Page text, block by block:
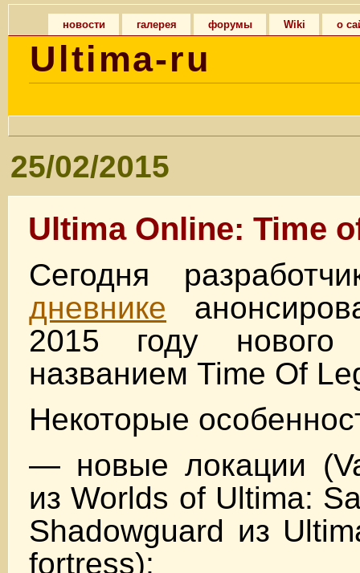
новости галерея форумы Wiki о
Ultima-ru
25/02/2015
Ultima Online: Time
Сегодня
дневнике
2015 году
названием Time Of
Некоторые
— новые локации
из Worlds of Ultima:
Shadowguard из
fortress);